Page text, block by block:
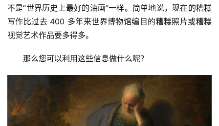
P
课
程
于
我
们
不是“世界历史上最好的油画”一样。简单地说，现在的糟糕
写作比过去 400 多年来世界博物馆编目的糟糕照片或糟糕
视觉艺术作品要多得多。
那么您可以利用这些信息做什么呢？